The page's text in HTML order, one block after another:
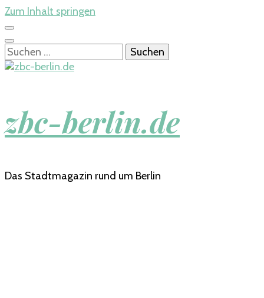
Zum Inhalt springen
Suchen
nach:
zbc-berlin.de
Das Stadtmagazin rund um Berlin